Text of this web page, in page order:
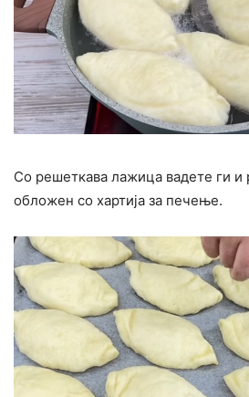
Со решеткава лажица вадете ги и
обложен со хартија за печење.